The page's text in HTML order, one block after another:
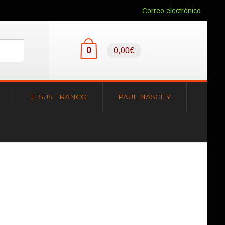
Correo electrónico
0 0,00€
JESÚS FRANCO PAUL NASCHY